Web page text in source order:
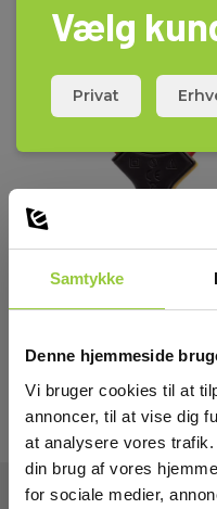
Samtykke
Denne hjemmeside
Vi bruger cookies til at
annoncer, til at vise dig
at analysere vores
din brug af vores
for sociale medier,
Vælg
Privat